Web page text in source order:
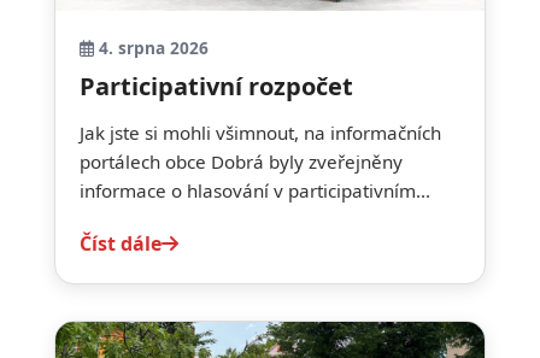
4. srpna 2026
Participativní rozpočet
Jak jste si mohli všimnout, na informačních
portálech obce Dobrá byly zveřejněny
informace o hlasování v participativním...
Číst dále